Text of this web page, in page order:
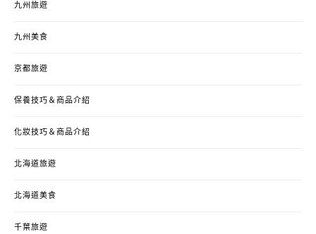
九州旅遊
九州美食
京都旅遊
保養技巧＆商品介紹
化妝技巧＆商品介紹
北海道旅遊
北海道美食
千葉旅遊